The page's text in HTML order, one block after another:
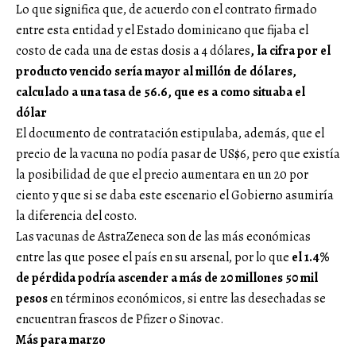
Lo que significa que, de acuerdo con el contrato firmado
entre esta entidad y el Estado dominicano que fijaba el
costo de cada una de estas dosis a 4 dólares, la cifra por el
producto vencido sería mayor al millón de dólares,
calculado a una tasa de 56.6, que es a como situaba el
dólar
El documento de contratación estipulaba, además, que el
precio de la vacuna no podía pasar de US$6, pero que existía
la posibilidad de que el precio aumentara en un 20 por
ciento y que si se daba este escenario el Gobierno asumiría
la diferencia del costo.
Las vacunas de AstraZeneca son de las más económicas
entre las que posee el país en su arsenal, por lo que el 1.4%
de pérdida podría ascender a más de 20 millones 50 mil
pesosen términos económicos, si entre las desechadas se
encuentran frascos de Pfizer o Sinovac.
Más para marzo